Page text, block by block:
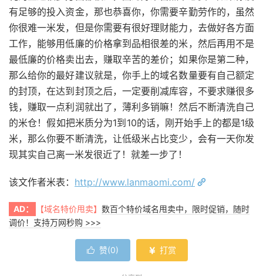
有足够的投入资金，那也恭喜你，你需要辛勤劳作的，虽然
你很难一米发，但是你需要有很好理财能力，去做好各方面
工作，能够用低廉的价格拿到品相很差的米，然后再用不是
最低廉的价格卖出去，赚取辛苦的差价；如果你是第二种，
那么给你的最好建议就是，你手上的域名数量要有自己额定
的封顶，在达到封顶之后，一定要削减库容，不要求赚很多
钱，赚取一点利润就出了，薄利多销嘛！然后不断清洗自己
的米仓！假如把米质分为1到10的话，刚开始手上的都是1级
米，那么你要不断清洗，让低级米占比变少，会有一天你发
现其实自己离一米发很近了！就差一步了！
该文作者米表： http://www.lanmaomi.com/
AD： 【域名特价甩卖】 数百个特价域名甩卖中，限时促销，随时
调价！支持万网秒购 >>>
 赞(0)  打赏